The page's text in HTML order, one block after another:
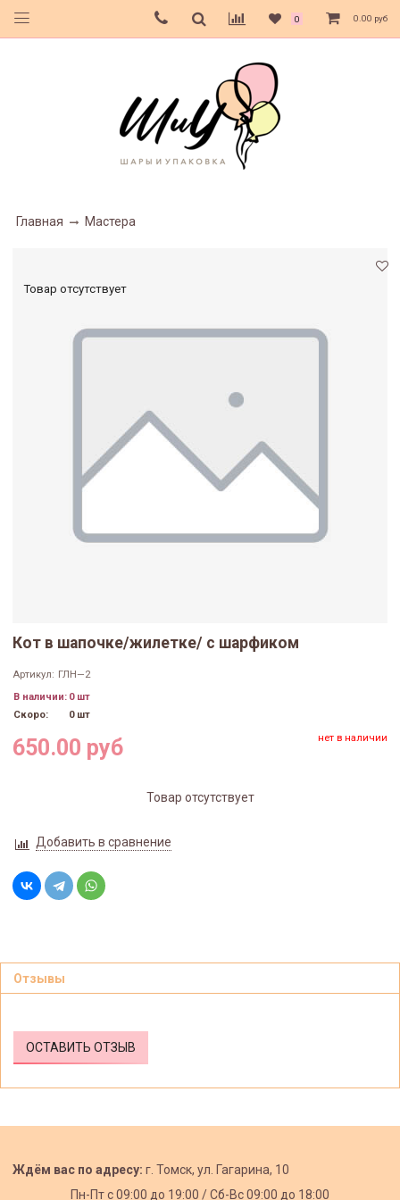
0 0.00 руб
Главная Мастера
Товар отсутствует
Кот в шапочке/жилетке/ с шарфиком
Артикул: ГЛН—2
В наличии: 0 шт
Скоро:
0 шт
650.00 руб нет в наличии
Товар отсутствует
Добавить в сравнение
Отзывы
ОСТАВИТЬ ОТЗЫВ
Ждём вас по адресу: г. Томск, ул. Гагарина, 10
Пн-Пт с09:00 до 19:00 /Сб-Вс 09:00 до 18:00